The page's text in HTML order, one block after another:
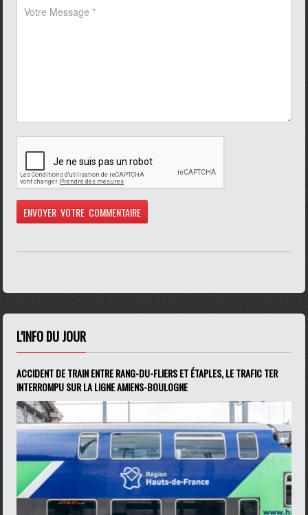
L'INFO DU JOUR
ACCIDENT DE TRAIN ENTRE RANG-DU-FLIERS ET ÉTAPLES, LE TRAFIC TER
INTERROMPU SUR LA LIGNE AMIENS-BOULOGNE